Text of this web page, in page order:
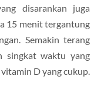
disarankan juga
15 menit tergantung
Semakin terang
singkat waktu yang
D yang cukup.